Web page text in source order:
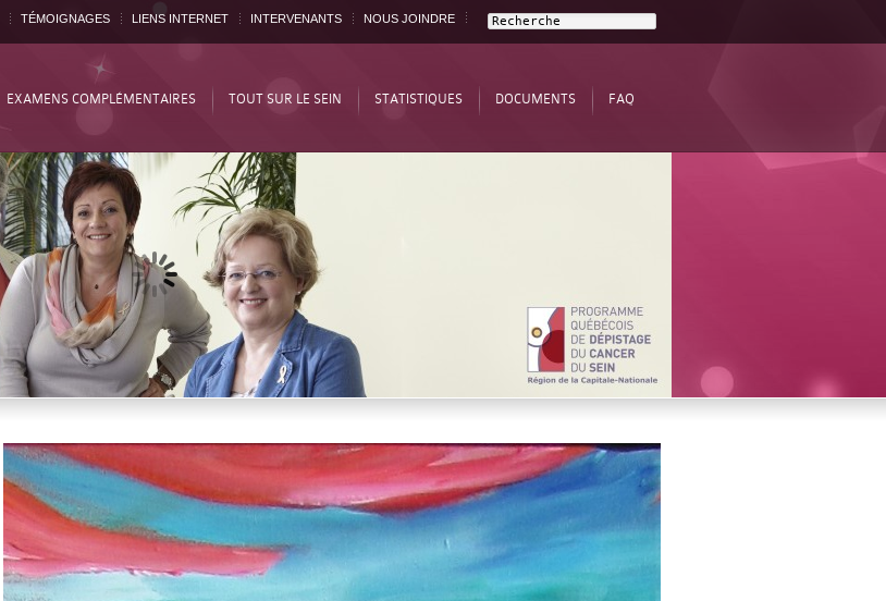
TÉMOIGNAGES LIENS INTERNET INTERVENANTS NOUS JOINDRE
EXAMENS COMPLÉMENTAIRES TOUT SUR LE SEIN STATISTIQUES DOCUMENTS FAQ